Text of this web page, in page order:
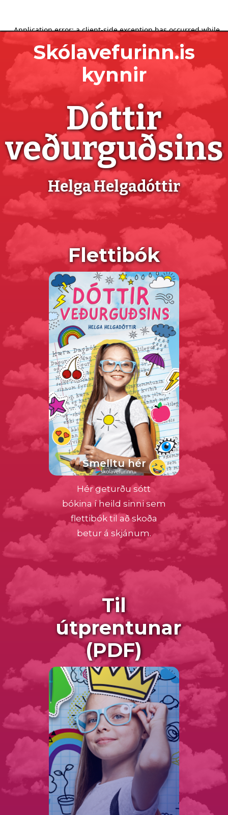
Skólavefurinn.is
kynnir
Dóttir
veðurguðsins
Helga Helgadóttir
Flettibók
Smelltu hér
Hér geturðu sótt
bókina í heild sinni sem
flettibók til að skoða
betur á skjánum.
Til
útprentunar
(PDF)